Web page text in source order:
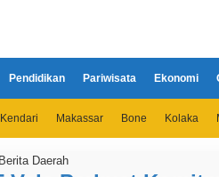
Pendidikan Pariwisata Ekonomi
Kendari Makassar Bone Kolaka
Berita Daerah
T